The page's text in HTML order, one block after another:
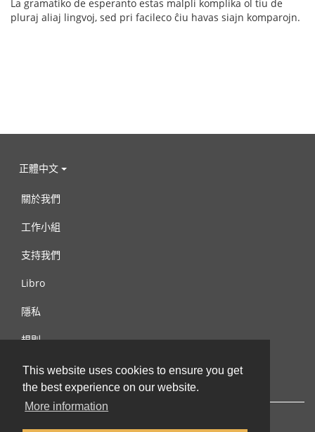
This website uses cookies to ensure you get
the best experience on our website.
More information
La gramatiko de esperanto estas malpli komplika ol tiu de
pluraj aliaj lingvoj, sed pri facileco ĉiu havas siajn komparojn.
正體中文
關於我們
工作小組
支持我們
Libro
隱私
規則
連絡我們